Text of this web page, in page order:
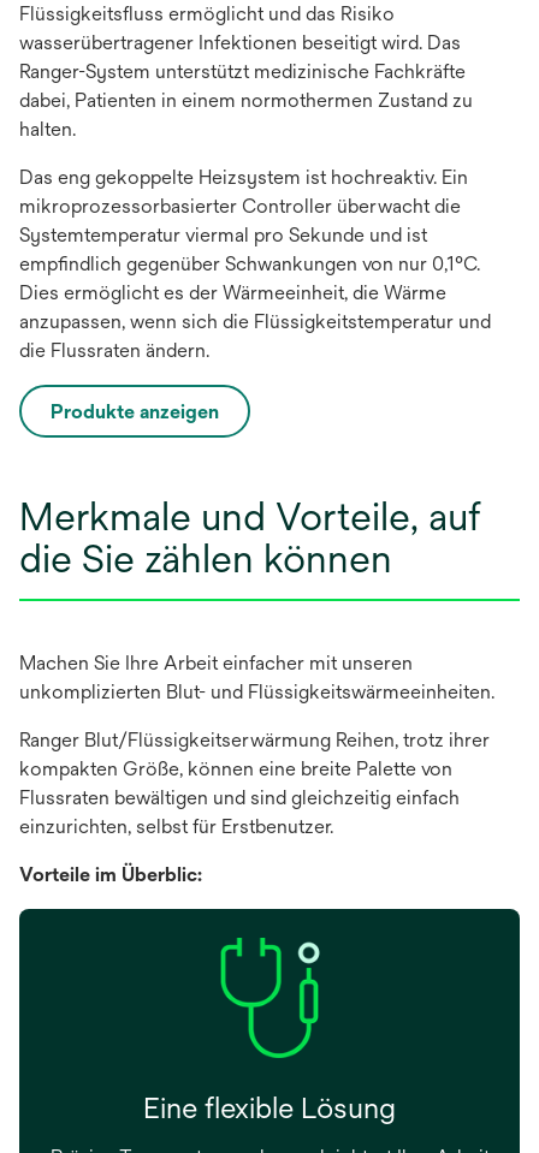
Flüssigkeitsfluss ermöglicht und das Risiko
wasserübertragener Infektionen beseitigt wird. Das
Ranger-System unterstützt medizinische Fachkräfte
dabei, Patienten in einem normothermen Zustand zu
halten.
Das eng gekoppelte Heizsystem ist hochreaktiv. Ein
mikroprozessorbasierter Controller überwacht die
Systemtemperatur viermal pro Sekunde und ist
empfindlich gegenüber Schwankungen von nur 0,1°C.
Dies ermöglicht es der Wärmeeinheit, die Wärme
anzupassen, wenn sich die Flüssigkeitstemperatur und
die Flussraten ändern.
Produkte anzeigen
Merkmale und Vorteile, auf
die Sie zählen können
Machen Sie Ihre Arbeit einfacher mit unseren
unkomplizierten Blut- und Flüssigkeitswärmeeinheiten.
Ranger Blut/Flüssigkeitserwärmung Reihen, trotz ihrer
kompakten Größe, können eine breite Palette von
Flussraten bewältigen und sind gleichzeitig einfach
einzurichten, selbst für Erstbenutzer.
Vorteile im Überblic:
Eine flexible Lösung